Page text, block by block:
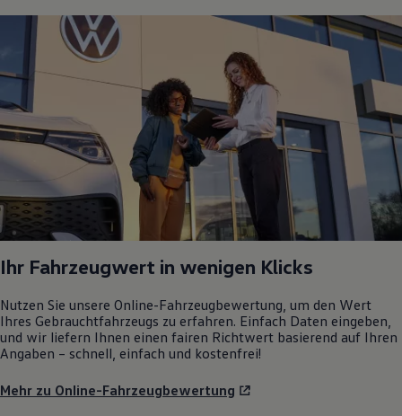
Ihr Fahrzeugwert in wenigen Klicks
Nutzen Sie unsere Online-Fahrzeugbewertung, um den Wert
Ihres Gebrauchtfahrzeugs zu erfahren. Einfach Daten eingeben,
und wir liefern Ihnen einen fairen Richtwert basierend auf Ihren
Angaben – schnell, einfach und kostenfrei!
Mehr zu Online-Fahrzeugbewertung